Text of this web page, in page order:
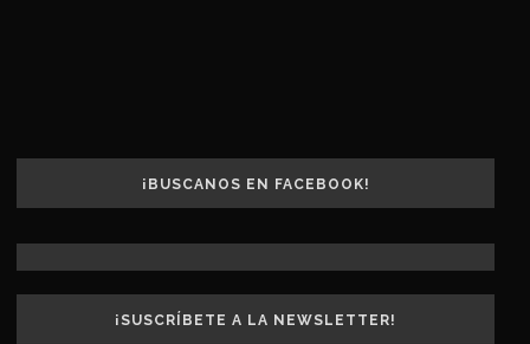
¡BUSCANOS EN FACEBOOK!
¡SUSCRÍBETE A LA NEWSLETTER!